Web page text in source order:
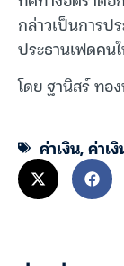
กล่าวเป็นการป
ประธานเฟดคน
โดย ฐานิสร์ ทอ
ค่าเงิน,ค่าเ